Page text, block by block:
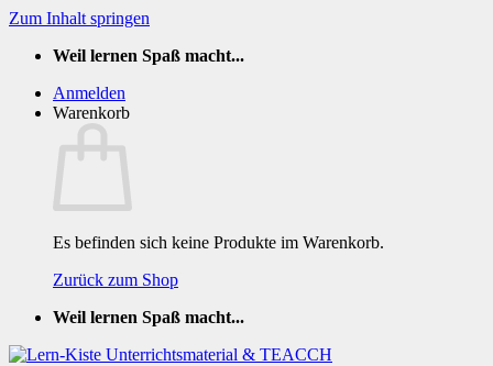
Zum Inhalt springen
Weil lernen Spaß macht...
Anmelden
Warenkorb
Es befinden sich keine Produkte im Warenkorb.
Zurück zum Shop
Weil lernen Spaß macht...